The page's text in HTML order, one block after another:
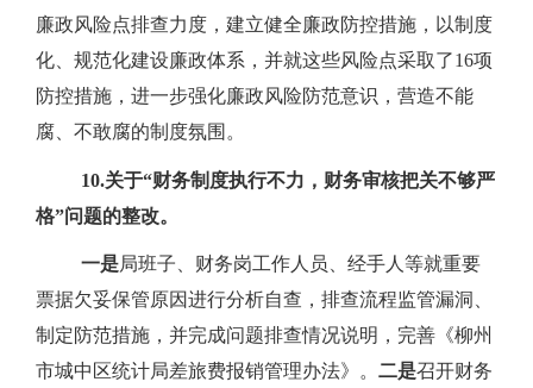
廉政风险点排查力度，建立健全廉政防控措施，以制度
化、规范化建设廉政体系，并就这些风险点采取了16项
防控措施，进一步强化廉政风险防范意识，营造不能
腐、不敢腐的制度氛围。
10.关于“财务制度执行不力，财务审核把关不够严
格”问题的整改。
一是局班子、财务岗工作人员、经手人等就重要
票据欠妥保管原因进行分析自查，排查流程监管漏洞、
制定防范措施，并完成问题排查情况说明，完善《柳州
市城中区统计局差旅费报销管理办法》。 二是召开财务